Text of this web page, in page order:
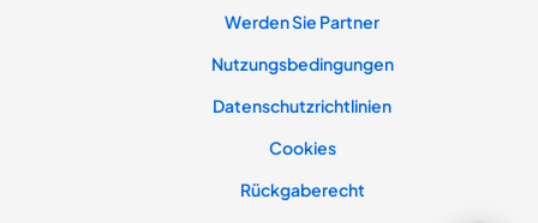
Werden Sie Partner
Nutzungsbedingungen
Datenschutzrichtlinien
Cookies
Rückgaberecht